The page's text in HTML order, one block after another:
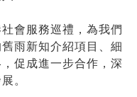
會服務巡禮，為我們
雨新知介紹項目、細
促成進一步合作，深
。